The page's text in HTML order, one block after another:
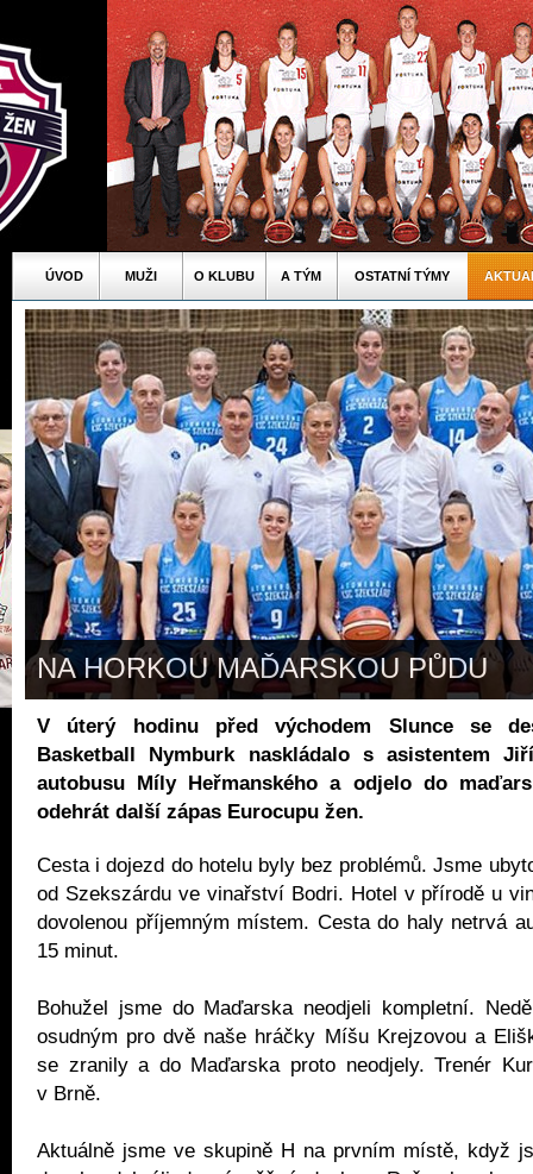
ÚVOD MUŽI O KLUBU A TÝM OSTATNÍ TÝMY
NA HORKOU MAĎARSKOU PŮDU
V úterý hodinu před východem Slunce se
Basketball Nymburk naskládalo s asistentem
autobusu Míly Heřmanského a odjelo do
odehrát další zápas Eurocupu žen.
Cesta i dojezd do hotelu byly bez problémů. Jsme
od Szekszárdu ve vinařství Bodri. Hotel v přírodě u
dovolenou příjemným místem. Cesta do haly netrvá
15 minut.
Bohužel jsme do Maďarska neodjeli kompletní.
osudným pro dvě naše hráčky Míšu Krejzovou a
se zranily a do Maďarska proto neodjely. Trenér
v Brně.
Aktuálně jsme ve skupině H na prvním místě, když